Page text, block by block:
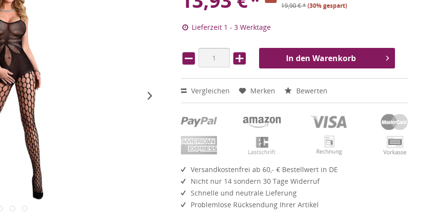
19,90€*(30% gespart)
Lieferzeit 1 - 3 Werktage
In den Warenkorb
Vergleichen Merken Bewerten
Versandkostenfrei ab 60,- € Bestellwert in DE
Nicht nur 14 sondern 30 Tage Widerruf
Schnelle und neutrale Lieferung
Problemlose Rücksendung Ihrer Artikel